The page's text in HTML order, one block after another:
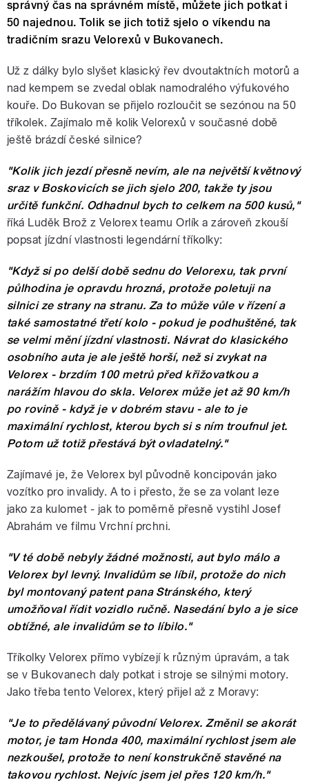
správný čas na správném místě, můžete jich potkat i
50 najednou. Tolik se jich totiž sjelo o víkendu na
tradičním srazu Velorexů v Bukovanech.
Už z dálky bylo slyšet klasický řev dvoutaktních motorů a
nad kempem se zvedal oblak namodralého výfukového
kouře. Do Bukovan se přijelo rozloučit se sezónou na 50
tříkolek. Zajímalo mě kolik Velorexů v současné době
ještě brázdí české silnice?
"Kolik jich jezdí přesně nevím, ale na největší květnový
sraz v Boskovicích se jich sjelo 200, takže ty jsou
určitě funkční. Odhadnul bych to celkem na 500 kusů,"
říká Luděk Brož z Velorex teamu Orlík a zároveň zkouší
popsat jízdní vlastnosti legendární tříkolky:
"Když si po delší době sednu do Velorexu, tak první
půlhodina je opravdu hrozná, protože poletuji na
silnici ze strany na stranu. Za to může vůle v řízení a
také samostatné třetí kolo - pokud je podhuštěné, tak
se velmi mění jízdní vlastnosti. Návrat do klasického
osobního auta je ale ještě horší, než si zvykat na
Velorex - brzdím 100 metrů před křižovatkou a
narážím hlavou do skla. Velorex může jet až 90 km/h
po rovině - když je v dobrém stavu - ale to je
maximální rychlost, kterou bych si s ním troufnul jet.
Potom už totiž přestává být ovladatelný."
Zajímavé je, že Velorex byl původně koncipován jako
vozítko pro invalidy. A to i přesto, že se za volant leze
jako za kulomet - jak to poměrně přesně vystihl Josef
Abrahám ve filmu Vrchní prchni.
"V té době nebyly žádné možnosti, aut bylo málo a
Velorex byl levný. Invalidům se líbil, protože do nich
byl montovaný patent pana Stránského, který
umožňoval řídit vozidlo ručně. Nasedání bylo a je sice
obtížné, ale invalidům se to líbilo."
Tříkolky Velorex přímo vybízejí k různým úpravám, a tak
se v Bukovanech daly potkat i stroje se silnými motory.
Jako třeba tento Velorex, který přijel až z Moravy:
"Je to předělávaný původní Velorex. Změnil se akorát
motor, je tam Honda 400, maximální rychlost jsem ale
nezkoušel, protože to není konstrukčně stavěné na
takovou rychlost. Nejvíc jsem jel přes 120 km/h."